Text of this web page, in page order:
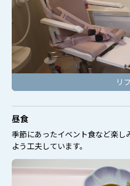
リ
昼食
季節にあったイベント食など楽し
よう工夫しています。